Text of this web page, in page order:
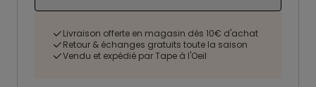
Livraison offerte en magasin dès 10€ d'achat
Retour & échanges gratuits toute la saison
Vendu et expédié par Tape à l'Oeil